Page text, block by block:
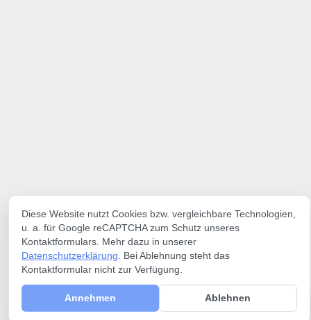
Diese Website nutzt Cookies bzw. vergleichbare Technologien,
u. a. für Google reCAPTCHA zum Schutz unseres
Kontaktformulars. Mehr dazu in unserer
Datenschutzerklärung . Bei Ablehnung steht das
Kontaktformular nicht zur Verfügung.
Annehmen Ablehnen